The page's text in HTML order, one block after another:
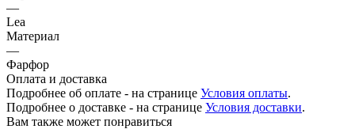
—
Lea
Материал
—
Фарфор
Оплата и доставка
Подробнее об оплате - на странице Условия оплаты.
Подробнее о доставке - на странице Условия доставки.
Вам также может понравиться